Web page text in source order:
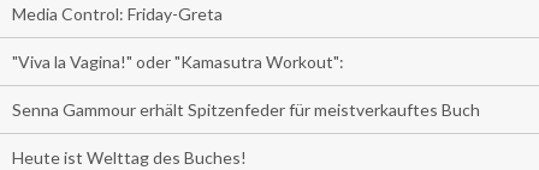
Media Control: Friday-Greta
"Viva la Vagina!" oder "Kamasutra Workout":
Senna Gammour erhält Spitzenfeder für meistverkauftes Buch
Heute ist Welttag des Buches!